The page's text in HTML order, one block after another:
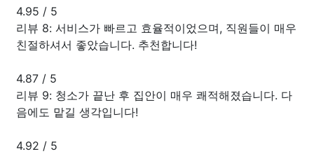
4.95 / 5
리뷰 8: 서비스가 빠르고 효율적이었으며, 직원들이 매우
친절하셔서 좋았습니다. 추천합니다!
4.87 / 5
리뷰 9: 청소가 끝난 후 집안이 매우 쾌적해졌습니다. 다
음에도 맡길 생각입니다!
4.92 / 5